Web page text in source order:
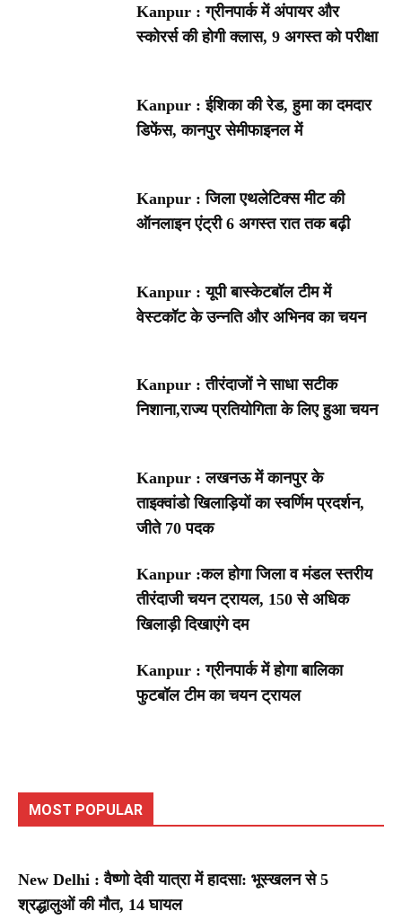
Kanpur : ग्रीनपार्क में अंपायर और
स्कोरर्स की होगी क्लास, 9 अगस्त को परीक्षा
Kanpur : ईशिका की रेड, हुमा का दमदार
डिफेंस, कानपुर सेमीफाइनल में
Kanpur : जिला एथलेटिक्स मीट की
ऑनलाइन एंट्री 6 अगस्त रात तक बढ़ी
Kanpur : यूपी बास्केटबॉल टीम में
वेस्टकॉट के उन्नति और अभिनव का चयन
Kanpur : तीरंदाजों ने साधा सटीक
निशाना,राज्य प्रतियोगिता के लिए हुआ चयन
Kanpur : लखनऊ में कानपुर के
ताइक्वांडो खिलाड़ियों का स्वर्णिम प्रदर्शन,
जीते 70 पदक
Kanpur :कल होगा जिला व मंडल स्तरीय
तीरंदाजी चयन ट्रायल, 150 से अधिक
खिलाड़ी दिखाएंगे दम
Kanpur : ग्रीनपार्क में होगा बालिका
फुटबॉल टीम का चयन ट्रायल
MOST POPULAR
New Delhi : वैष्णो देवी यात्रा में हादसा: भूस्खलन से 5
श्रद्धालुओं की मौत, 14 घायल